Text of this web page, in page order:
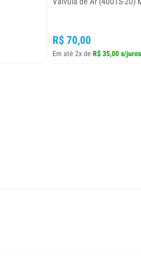
R$ 70,00
Em até 2x de R$ 35,00 s/juros